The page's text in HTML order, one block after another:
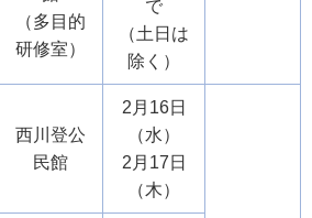
で
（土日は
除く）
（多目的
研修室）
西川登公
民館
2月16日
（水）
2月17日
（木）